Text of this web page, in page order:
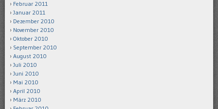
Februar 2011
Januar 2011
Dezember 2010
November 2010
Oktober 2010
September 2010
August 2010
Juli 2010
Juni 2010
Mai 2010
April 2010
März 2010